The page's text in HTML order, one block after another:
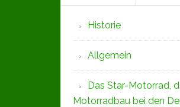
Seitenspalte
Historie
Allgemein
Das Star-Motorrad,
Motorradbau bei den